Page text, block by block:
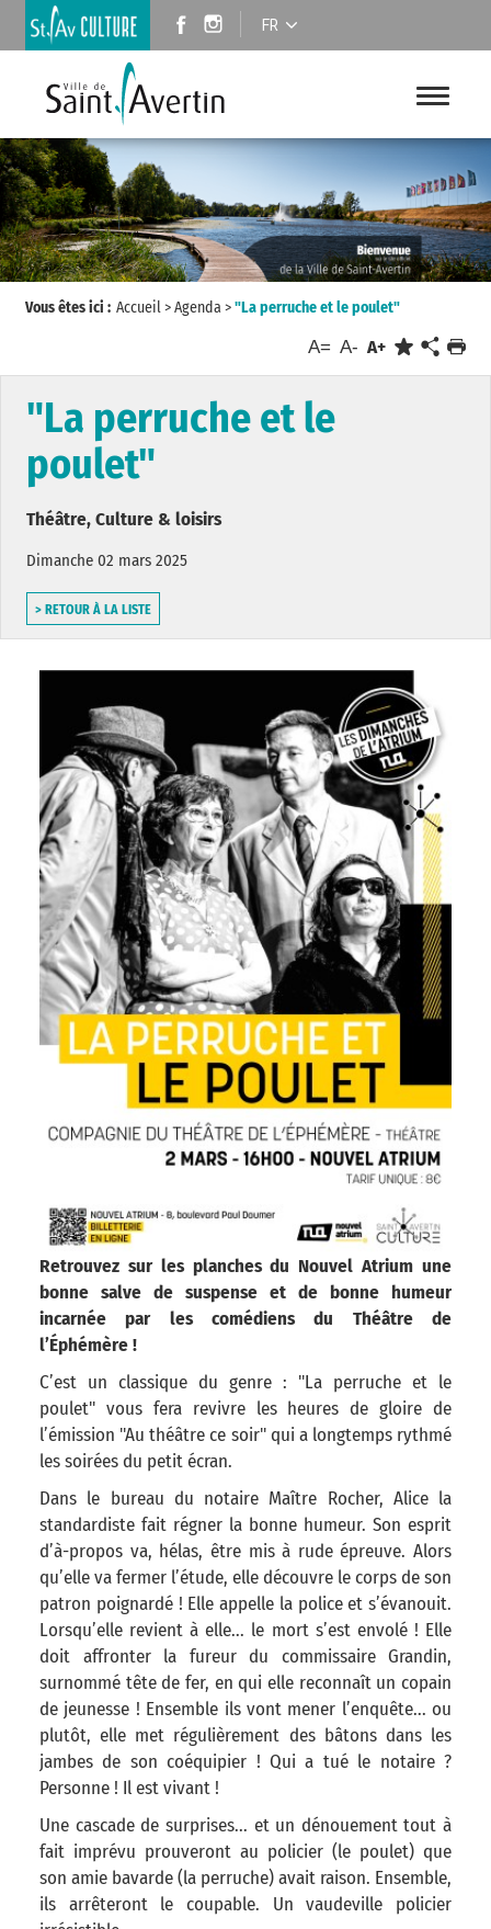
FR
Vous êtes ici : Accueil>Agenda>"La perruche et le poulet"
A= A- A+
"La perruche et le
poulet"
Théâtre, Culture & loisirs
Dimanche 02 mars 2025
> RETOUR À LA LISTE
Retrouvez sur les planches du Nouvel Atrium une
bonne salve de suspense et de bonne humeur
incarnée par les comédiens du Théâtre de
l’Éphémère !
C’est un classique du genre : "La perruche et le
poulet" vous fera revivre les heures de gloire de
l’émission "Au théâtre ce soir" qui a longtemps rythmé
les soirées du petit écran.
Dans le bureau du notaire Maître Rocher, Alice la
standardiste fait régner la bonne humeur. Son esprit
d’à-propos va, hélas, être mis à rude épreuve. Alors
qu’elle va fermer l’étude, elle découvre le corps de son
patron poignardé ! Elle appelle la police et s’évanouit.
Lorsqu’elle revient à elle... le mort s’est envolé ! Elle
doit affronter la fureur du commissaire Grandin,
surnommé tête de fer, en qui elle reconnaît un copain
de jeunesse ! Ensemble ils vont mener l’enquête... ou
plutôt, elle met régulièrement des bâtons dans les
jambes de son coéquipier ! Qui a tué le notaire ?
Personne ! Il est vivant !
Une cascade de surprises... et un dénouement tout à
fait imprévu prouveront au policier (le poulet) que
son amie bavarde (la perruche) avait raison. Ensemble,
ils arrêteront le coupable. Un vaudeville policier